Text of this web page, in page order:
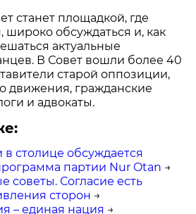
станет площадкой, где
широко обсуждаться и, как
актуальные
В Совет вошли более 40
старой оппозиции,
движения, гражданские
и адвокаты.
столице обсуждается
партии Nur Otan →
советы. Согласие есть
сторон →
– единая нация →